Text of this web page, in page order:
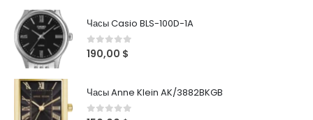
Часы Casio BLS-100D-1A
0out of 5
190,00 $
Часы Anne Klein AK/3882BKGB